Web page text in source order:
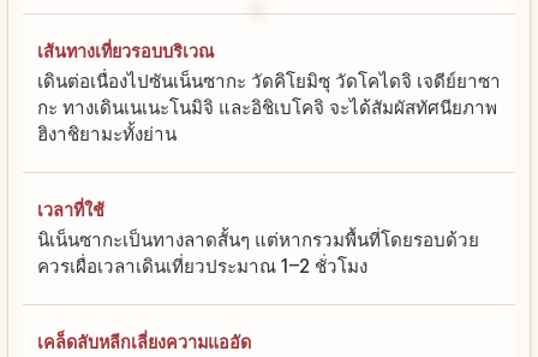
เส้นทางเที่ยวรอบบริเวณ
เดินต่อเนื่องไปซันเน็นซากะ วัดคิโยมิซุ วัดโคไดจิ เจดีย์ยาซา
กะ ทางเดินเนเนะโนมิจิ และอิชิเบโคจิ จะได้สัมผัสทัศนียภาพ
ฮิงาชิยามะทั้งย่าน
เวลาที่ใช้
นิเน็นซากะเป็นทางลาดสั้นๆ แต่หากรวมพื้นที่โดยรอบด้วย
ควรเผื่อเวลาเดินเที่ยวประมาณ 1–2 ชั่วโมง
เคล็ดลับหลีกเลี่ยงความแออัด